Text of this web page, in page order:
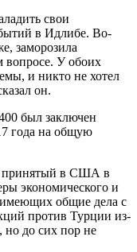
свои
в Идлибе. Во-
заморозила
вопросе. У обоих
и никто не хотел
он.
был заключен
года на общую
принятый в США в
экономического и
имеющих общие дела с
против Турции из-
но до сих пор не